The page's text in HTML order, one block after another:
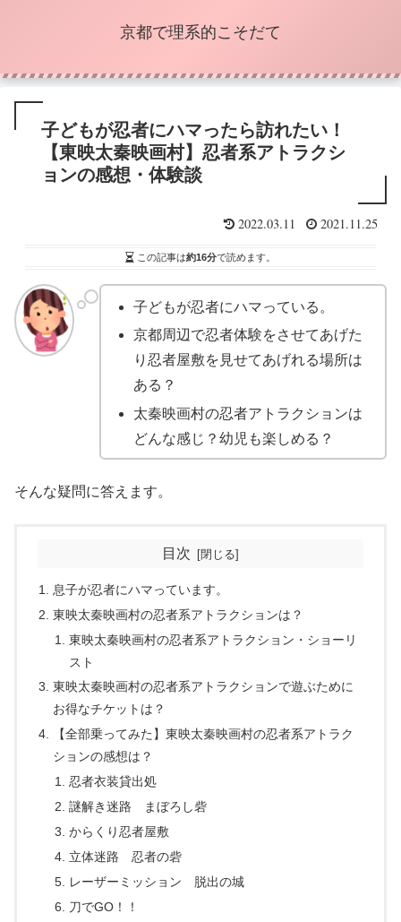
京都で理系的こそだて
子どもが忍者にハマったら訪れたい！
【東映太秦映画村】忍者系アトラクシ
ョンの感想・体験談
2022.03.11 2021.11.25
この記事は約16分で読めます。
子どもが忍者にハマっている。
京都周辺で忍者体験をさせてあげた
り忍者屋敷を見せてあげれる場所は
ある？
太秦映画村の忍者アトラクションは
どんな感じ？幼児も楽しめる？
そんな疑問に答えます。
目次
息子が忍者にハマっています。
東映太秦映画村の忍者系アトラクションは？
東映太秦映画村の忍者系アトラクション・ショーリ
スト
東映太秦映画村の忍者系アトラクションで遊ぶために
お得なチケットは？
【全部乗ってみた】東映太秦映画村の忍者系アトラク
ションの感想は？
忍者衣装貸出処
謎解き迷路 まぼろし砦
からくり忍者屋敷
立体迷路 忍者の砦
レーザーミッション 脱出の城
刀でGO！！